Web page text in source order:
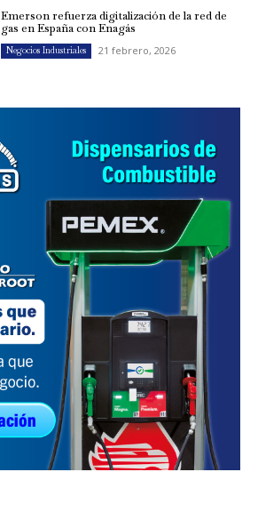
Emerson refuerza digitalización de la red de
gas en España con Enagás
Negocios Industriales 21 febrero, 2026